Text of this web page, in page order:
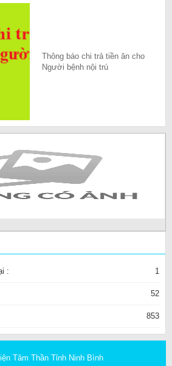
Thông báo chi trả tiền ăn cho
Người bệnh nội trú
: 1
52
853
Tâm Thần Tỉnh Ninh Bình